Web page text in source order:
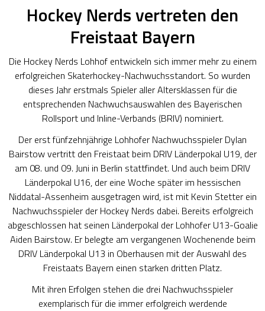
Hockey Nerds vertreten den
Freistaat Bayern
Die Hockey Nerds Lohhof entwickeln sich immer mehr zu einem
erfolgreichen Skaterhockey-Nachwuchsstandort. So wurden
dieses Jahr erstmals Spieler aller Altersklassen für die
entsprechenden Nachwuchsauswahlen des Bayerischen
Rollsport und Inline-Verbands (BRIV) nominiert.
Der erst fünfzehnjährige Lohhofer Nachwuchsspieler Dylan
Bairstow vertritt den Freistaat beim DRIV Länderpokal U19, der
am 08. und 09. Juni in Berlin stattfindet. Und auch beim DRIV
Länderpokal U16, der eine Woche später im hessischen
Niddatal-Assenheim ausgetragen wird, ist mit Kevin Stetter ein
Nachwuchsspieler der Hockey Nerds dabei. Bereits erfolgreich
abgeschlossen hat seinen Länderpokal der Lohhofer U13-Goalie
Aiden Bairstow. Er belegte am vergangenen Wochenende beim
DRIV Länderpokal U13 in Oberhausen mit der Auswahl des
Freistaats Bayern einen starken dritten Platz.
Mit ihren Erfolgen stehen die drei Nachwuchsspieler
exemplarisch für die immer erfolgreich werdende